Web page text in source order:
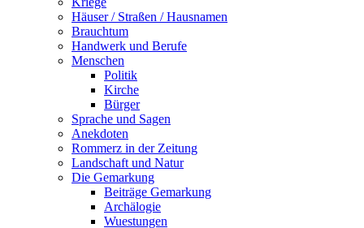
Häuser / Straßen / Hausnamen
Brauchtum
Handwerk und Berufe
Menschen
Politik
Kirche
Bürger
Sprache und Sagen
Anekdoten
Rommerz in der Zeitung
Landschaft und Natur
Die Gemarkung
Beiträge Gemarkung
Archälogie
Wuestungen